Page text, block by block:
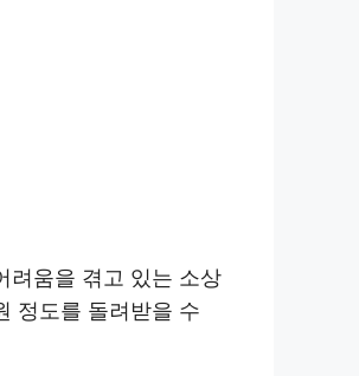
려움을 겪고 있는 소상
정도를 돌려받을 수